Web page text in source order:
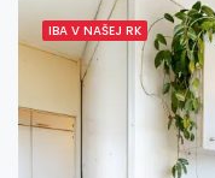
IBA V NAŠEJ RK